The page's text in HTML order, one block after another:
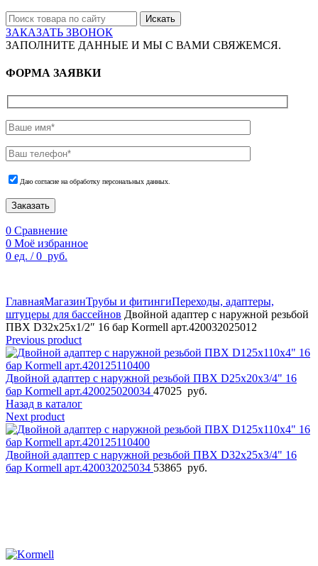
Искать
ЗАКАЗАТЬ ЗВОНОК
ЗАПОЛНИТЕ ДАННЫЕ И МЫ С ВАМИ СВЯЖЕМСЯ.
ФОРМА ЗАЯВКИ
Даю согласие на обработку персональных данных.
Заказать
0 Сравнение
0 Моё избранное
0 ед. / 0 руб.
ГлавнаяМагазинТрубы и фитингиПереходы, адаптеры,
штуцеры для бассейнов Двойной адаптер с наружной резьбой
ПВХ D32х25х1/2″ 16 бар Kormell арт.420032025012
Previous product
Двойной адаптер с наружной резьбой ПВХ D25х20х3/4" 16
бар Kormell арт.420025020034 47025 руб.
Назад в каталог
Next product
Двойной адаптер с наружной резьбой ПВХ D32х25х3/4" 16
бар Kormell арт.420032025034 53865 руб.